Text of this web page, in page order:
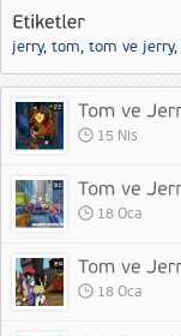
jerry, tom, tom ve jerry,
15 Nis
18 Oca
18 Oca